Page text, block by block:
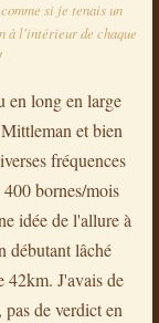
si je tenais un
à l'intérieur de chaque
en long en large
et bien
fréquences
bornes/mois
idée de l'allure à
débutant lâché
42km. J'avais de
de verdict en